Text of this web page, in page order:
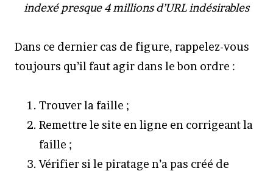
indexé presque 4 millions d’URL indésirables
Dans ce dernier cas de figure, rappelez-vous
toujours qu’il faut agir dans le bon ordre :
Trouver la faille ;
Remettre le site en ligne en corrigeant la
faille ;
Vérifier si le piratage n’a pas créé de